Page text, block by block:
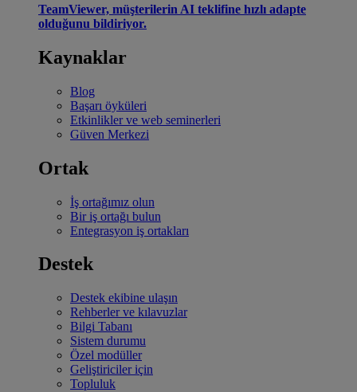
TeamViewer, müşterilerin AI teklifine hızlı adapte
olduğunu bildiriyor.
Kaynaklar
Blog
Başarı öyküleri
Etkinlikler ve web seminerleri
Güven Merkezi
Ortak
İş ortağımız olun
Bir iş ortağı bulun
Entegrasyon iş ortakları
Destek
Destek ekibine ulaşın
Rehberler ve kılavuzlar
Bilgi Tabanı
Sistem durumu
Özel modüller
Geliştiriciler için
Topluluk